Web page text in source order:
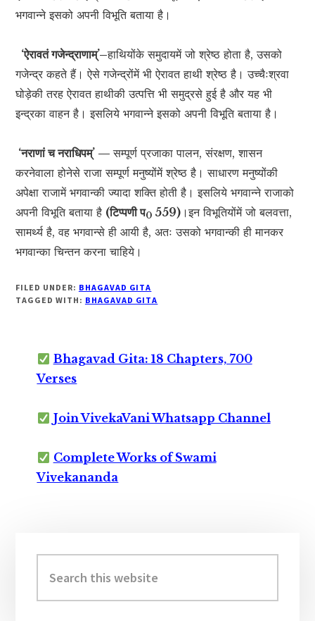
भगवान्ने इसको अपनी विभूति बताया है।
‘ऐरावतं गजेन्द्राणाम्’–हाथियोंके समुदायमें जो श्रेष्ठ होता है, उसको
गजेन्द्र कहते हैं। ऐसे गजेन्द्रोंमें भी ऐरावत हाथी श्रेष्ठ है। उच्चैःश्रवा
घोड़ेकी तरह ऐरावत हाथीकी उत्पत्ति भी समुद्रसे हुई है और यह भी
इन्द्रका वाहन है। इसलिये भगवान्ने इसको अपनी विभूति बताया है।
‘नराणां च नराधिपम्’ —सम्पूर्ण प्रजाका पालन, संरक्षण, शासन
करनेवाला होनेसे राजा सम्पूर्ण मनुष्योंमें श्रेष्ठ है। साधारण मनुष्योंकी
अपेक्षा राजामें भगवान्की ज्यादा शक्ति होती है। इसलिये भगवान्ने राजाको
अपनी विभूति बताया है (टिप्पणी प0 559) ।इन विभूतियोंमें जो बलवत्ता,
सामर्थ्य है, वह भगवान्से ही आयी है, अतः उसको भगवान्की ही मानकर
भगवान्का चिन्तन करना चाहिये।
FILED UNDER: BHAGAVAD GITA
TAGGED WITH: BHAGAVAD GITA
Bhagavad Gita: 18 Chapters, 700
Verses
Join VivekaVani Whatsapp Channel
Complete Works of Swami
Vivekananda
Sidebar
this
website